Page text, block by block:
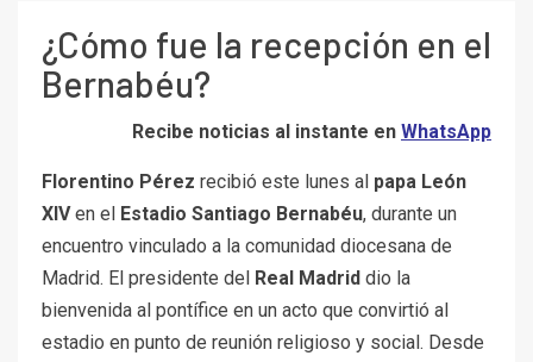
¿Cómo fue la recepción en el
Bernabéu?
Recibe noticias al instante en WhatsApp
Florentino Pérez recibió este lunes al papa León
XIVen el Estadio Santiago Bernabéu, durante un
encuentro vinculado a la comunidad diocesana de
Madrid. El presidente del
Real Madrid dio la
bienvenida al pontífice en un acto que convirtió al
estadio en punto de reunión religioso y social. Desde